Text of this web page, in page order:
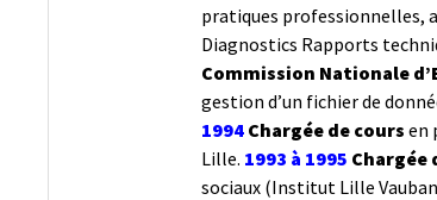
pratiques professionnelles,
Diagnostics Rapports
Commission Nationale
gestion d’un fichier de
1994 Chargée de cours en
Lille. 1993 à 1995 Chargée
sociaux (Institut Lille